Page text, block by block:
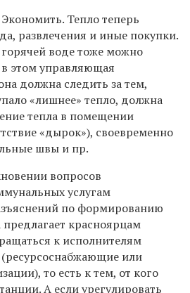
Экономить. Тепло теперь
развлечения и иные покупки.
воде тоже можно
этом управляющая
должна следить за тем,
«лишнее» тепло, должна
тепла в помещении
«дырок»), своевременно
швы и пр.
вопросов
услугам
по формированию
красноярцам
к исполнителям
или
то есть к тем, от кого
А если урегулировать